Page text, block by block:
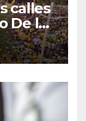
calles
De la